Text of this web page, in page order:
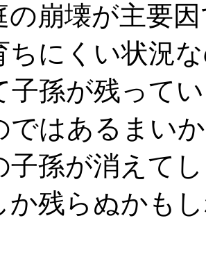
崩壊が主要因
ちにくい状況
子孫が残って
ではあるまい
子孫が消えて
か残らぬかも